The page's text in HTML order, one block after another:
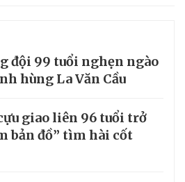
đội 99 tuổi nghẹn ngào
hùng La Văn Cầu
giao liên 96 tuổi trở
bản đồ” tìm hài cốt